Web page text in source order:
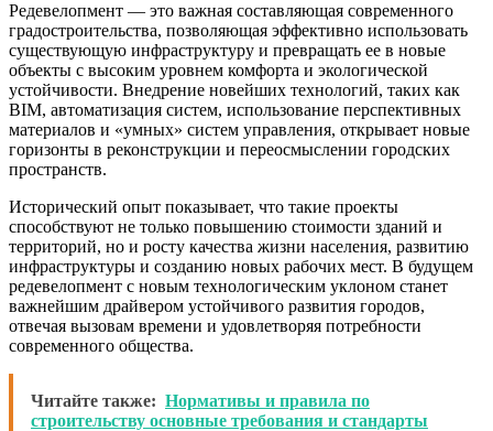
Редевелопмент — это важная составляющая современного
градостроительства, позволяющая эффективно использовать
существующую инфраструктуру и превращать ее в новые
объекты с высоким уровнем комфорта и экологической
устойчивости. Внедрение новейших технологий, таких как
BIM, автоматизация систем, использование перспективных
материалов и «умных» систем управления, открывает новые
горизонты в реконструкции и переосмыслении городских
пространств.
Исторический опыт показывает, что такие проекты
способствуют не только повышению стоимости зданий и
территорий, но и росту качества жизни населения, развитию
инфраструктуры и созданию новых рабочих мест. В будущем
редевелопмент с новым технологическим уклоном станет
важнейшим драйвером устойчивого развития городов,
отвечая вызовам времени и удовлетворяя потребности
современного общества.
Читайте также: Нормативы и правила по
строительству основные требования и стандарты